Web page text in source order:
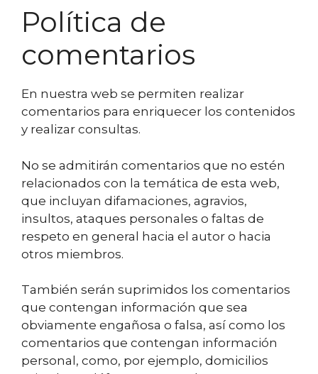
Política de
comentarios
En nuestra web se permiten realizar
comentarios para enriquecer los contenidos
y realizar consultas.
No se admitirán comentarios que no estén
relacionados con la temática de esta web,
que incluyan difamaciones, agravios,
insultos, ataques personales o faltas de
respeto en general hacia el autor o hacia
otros miembros.
También serán suprimidos los comentarios
que contengan información que sea
obviamente engañosa o falsa, así como los
comentarios que contengan información
personal, como, por ejemplo, domicilios